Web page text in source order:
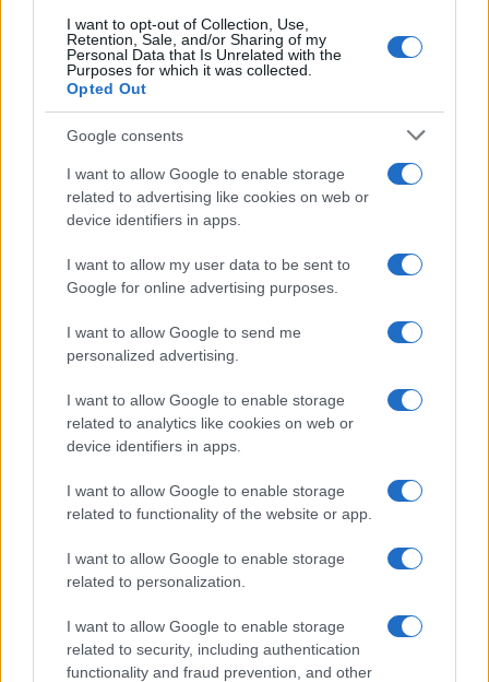
I want to opt-out of Collection, Use,
Retention, Sale, and/or Sharing of my
Personal Data that Is Unrelated with the
Purposes for which it was collected.
Opted Out
Google consents
I want to allow Google to enable storage
related to advertising like cookies on web or
device identifiers in apps.
I want to allow my user data to be sent to
Google for online advertising purposes.
I want to allow Google to send me
personalized advertising.
I want to allow Google to enable storage
related to analytics like cookies on web or
device identifiers in apps.
I want to allow Google to enable storage
related to functionality of the website or app.
I want to allow Google to enable storage
related to personalization.
I want to allow Google to enable storage
related to security, including authentication
functionality and fraud prevention, and other
b
o
o
k
te
r
re
st
s
A
p
re
Prossimo articolo
NOTIZIE RECENTI
Incidente sulla strada provinciale ad Arzachena,
un ferito
Sangue, musica e solidarietà con Avis Olbia al
Delta Center
Meteo Olbia 9 agosto, temperature in calo
Salmo finisce in ospedale a Catania, ma il tour
va avanti: “Sicilia, ci sono”
Jovanotti, Gabry Ponte e Alfa: Olbia ombelico del
mondo per una notte
Giorgia Meloni a La Maddalena, la vicesindaco:
“Orgoglio e discrezione per visita privata̶…